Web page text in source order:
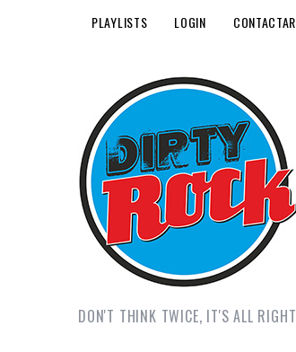
PLAYLISTS LOGIN CONTACTAR
DON'T THINK TWICE, IT'S ALL RIGHT